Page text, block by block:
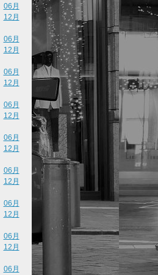
06月
12月
06月
12月
06月
12月
06月
12月
06月
12月
06月
12月
06月
12月
06月
12月
06月